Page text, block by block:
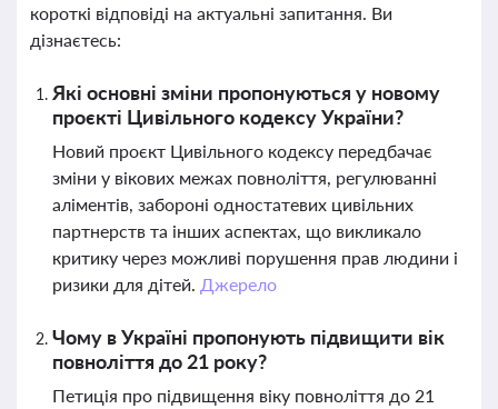
короткі відповіді на актуальні запитання. Ви
дізнаєтесь:
Які основні зміни пропонуються у новому
проєкті Цивільного кодексу України?
Новий проєкт Цивільного кодексу передбачає
зміни у вікових межах повноліття, регулюванні
аліментів, забороні одностатевих цивільних
партнерств та інших аспектах, що викликало
критику через можливі порушення прав людини і
ризики для дітей. Джерело
Чому в Україні пропонують підвищити вік
повноліття до 21 року?
Петиція про підвищення віку повноліття до 21